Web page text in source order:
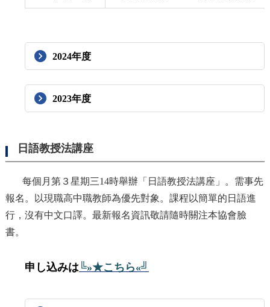
2024年度
2023年度
日語教授法講座
每個月第３星期三14時舉辦「日語教授法講座」。需事先
報名。以現職高中職教師為優先對象。課程以簡單的日語進
行，沒有中文口譯。最新報名資訊敬請隨時關注本協會臉
書。
申し込みは╚»★こちら«╝